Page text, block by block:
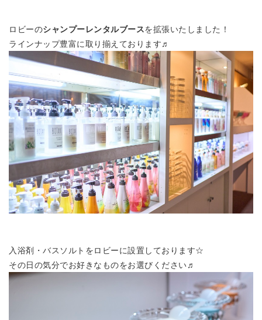
ロビーのシャンプーレンタルブースを拡張いたしました！
ラインナップ豊富に取り揃えております♬
入浴剤・バスソルトをロビーに設置しております☆
その日の気分でお好きなものをお選びください♬